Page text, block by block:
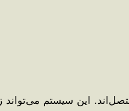
این سیستم